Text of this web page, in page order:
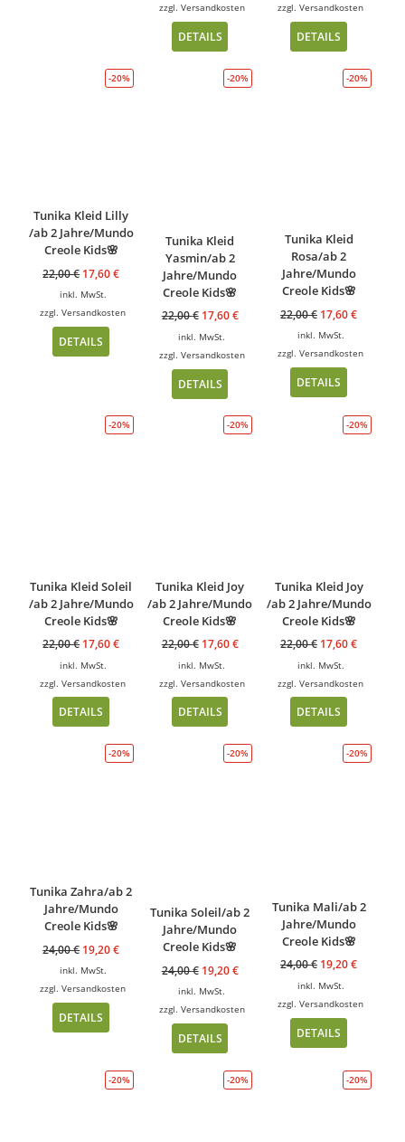
zzgl. Versandkosten
DETAILS
zzgl.Versandkosten
DETAILS
-20%
Tunika Kleid Lilly
/ab 2 Jahre/Mundo
Creole Kids🌸
22,00€ 17,60€
inkl. MwSt.
zzgl.Versandkosten
DETAILS
-20%
Tunika Kleid
Yasmin/ab 2
Jahre/Mundo
Creole Kids🌸
22,00€ 17,60€
inkl. MwSt.
zzgl. Versandkosten
DETAILS
-20%
Tunika Kleid
Rosa/ab 2
Jahre/Mundo
Creole Kids🌸
22,00€ 17,60€
inkl. MwSt.
zzgl.Versandkosten
DETAILS
-20%
Tunika Kleid Soleil
/ab 2 Jahre/Mundo
Creole Kids🌸
22,00€ 17,60€
inkl. MwSt.
zzgl.Versandkosten
DETAILS
-20%
Tunika Kleid Joy
/ab 2 Jahre/Mundo
Creole Kids🌸
22,00€ 17,60€
inkl. MwSt.
zzgl. Versandkosten
DETAILS
-20%
Tunika Kleid Joy
/ab 2 Jahre/Mundo
Creole Kids🌸
22,00€ 17,60€
inkl. MwSt.
zzgl.Versandkosten
DETAILS
-20%
Tunika Zahra/ab 2
Jahre/Mundo
Creole Kids🌸
24,00€ 19,20€
inkl. MwSt.
zzgl.Versandkosten
DETAILS
-20%
Tunika Soleil/ab 2
Jahre/Mundo
Creole Kids🌸
24,00€ 19,20€
inkl. MwSt.
zzgl. Versandkosten
DETAILS
-20%
Tunika Mali/ab 2
Jahre/Mundo
Creole Kids🌸
24,00€ 19,20€
inkl. MwSt.
zzgl.Versandkosten
DETAILS
-20% -20% -20%